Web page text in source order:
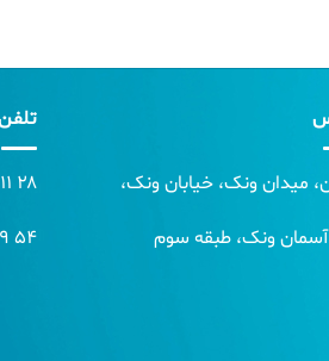
میدان ونک، خیابان ونک،
ونک، طبقه سوم
۲۸ ۱۱ ۰۸ ۸۶ ۰۲۱
۵۴ ۰۹ ۰۸ ۸۶ ۰۲۱